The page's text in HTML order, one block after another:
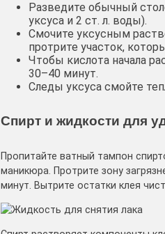
Разведите обычный
уксуса и 2 ст. л. воды).
Смочите уксусным
протрите участок,
Чтобы кислота начала
30–40 минут.
Следы уксуса смойте
Спирт и жидкости для
Пропитайте ватный тампон
маникюра. Протрите зону
минут. Вытрите остатки клея